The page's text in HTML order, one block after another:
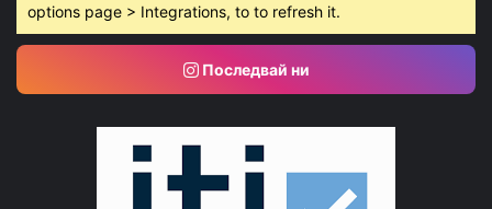
options page > Integrations, to to refresh it.
Последвай ни